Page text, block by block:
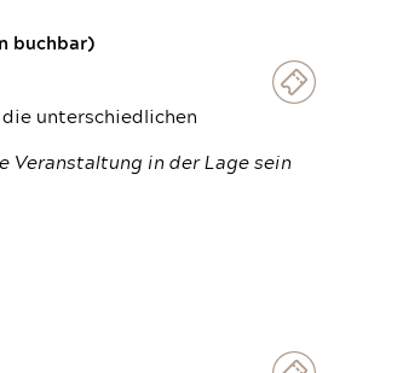
buchbar)
unterschiedlichen
Veranstaltung in der Lage sein